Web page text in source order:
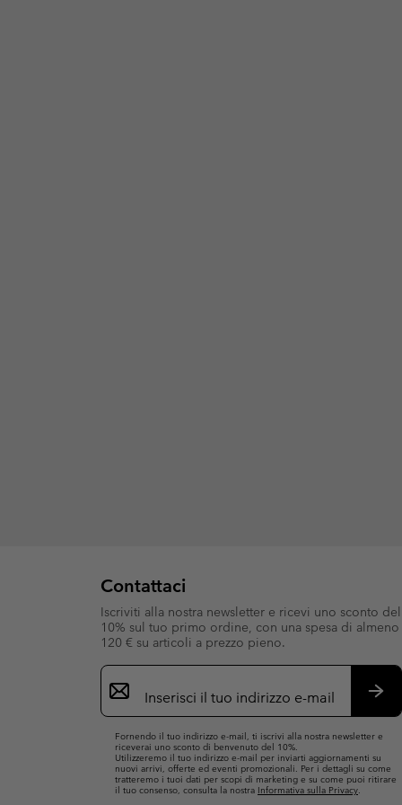
Contattaci
Iscriviti alla nostra newsletter e ricevi uno sconto del
10% sul tuo primo ordine, con una spesa di almeno
120 € su articoli a prezzo pieno.
Iscrizione
e-
mail
Fornendo il tuo indirizzo e-mail, ti iscrivi alla nostra newsletter e
riceverai uno sconto di benvenuto del 10%.
Utilizzeremo il tuo indirizzo e-mail per inviarti aggiornamenti su
nuovi arrivi, offerte ed eventi promozionali. Per i dettagli su come
tratteremo i tuoi dati per scopi di marketing e su come puoi ritirare
il tuo consenso, consulta la nostra Informativa sulla Privacy.